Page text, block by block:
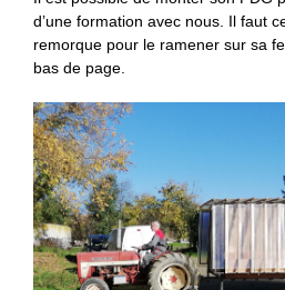
d’une formation avec nous. Il faut
remorque pour le ramener sur sa
bas de page.